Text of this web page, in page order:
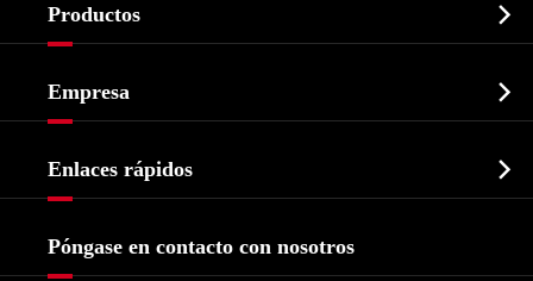
Productos 
Bioquímico
Agroquímicos e intermedios
Ingredientes Cosméticos
Empresa 
Historia de la empresa
Enlaces rápidos 
Póngase en contacto con nosotros